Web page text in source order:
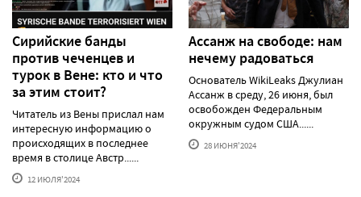
Сирийские банды
против чеченцев и
турок в Вене: кто и что
за этим стоит?
Читатель из Вены прислал нам
интересную информацию о
происходящих в последнее
время в столице Австр......
12 ИЮЛЯ'2024
Ассанж на свободе: нам
нечему радоваться
Основатель WikiLeaks Джулиан
Ассанж в среду, 26 июня, был
освобожден Федеральным
окружным судом США......
28 ИЮНЯ'2024